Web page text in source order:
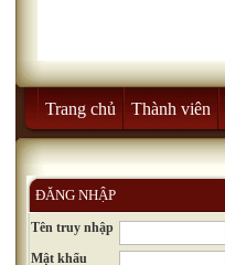
Trang chủ Thành viên
ĐĂNG NHẬP
Tên truy nhập
Mật khẩu